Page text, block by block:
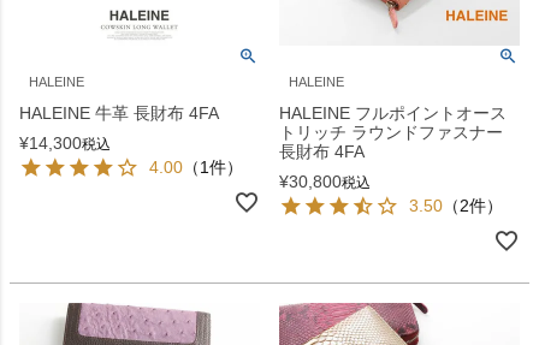
HALEINE
HALEINE 牛革 長財布 4FA
¥14,300税込
4.00 （1件）
HALEINE
HALEINE フルポイントオース
トリッチ ラウンドファスナー
長財布 4FA
¥30,800税込
3.50 （2件）